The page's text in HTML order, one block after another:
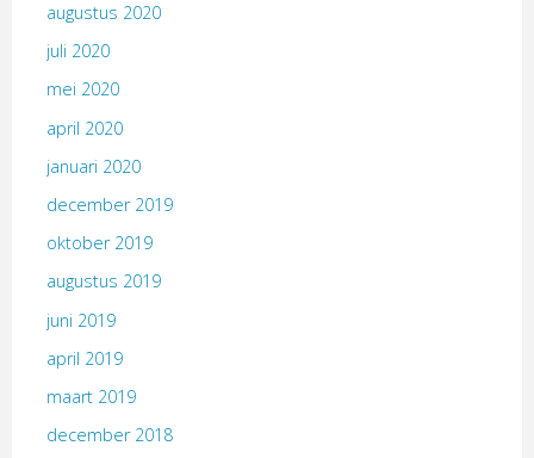
augustus 2020
juli 2020
mei 2020
april 2020
januari 2020
december 2019
oktober 2019
augustus 2019
juni 2019
april 2019
maart 2019
december 2018